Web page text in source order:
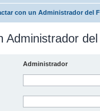
con un Administrador del
Administrador
Administrador